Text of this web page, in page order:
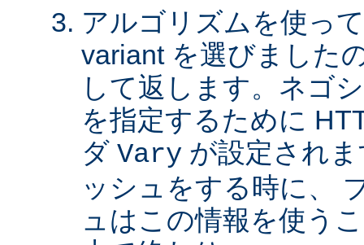
アルゴリズムを使っ
variant を選びました
して返します。ネゴ
を指定するために
ダ Vary が設定され
ッシュをする時に、
ュはこの情報を使う